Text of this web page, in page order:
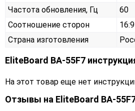
Частота обновления, Гц
60
Соотношение сторон
16:9
Страна изготовления
EliteBoard BA-55F7
На этот товар еще нет
Отзывы на EliteBoard BA-